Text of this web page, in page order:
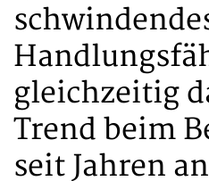
gleichzeitig
Trend beim
seit Jahren